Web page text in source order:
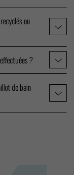
ou
?
de bain